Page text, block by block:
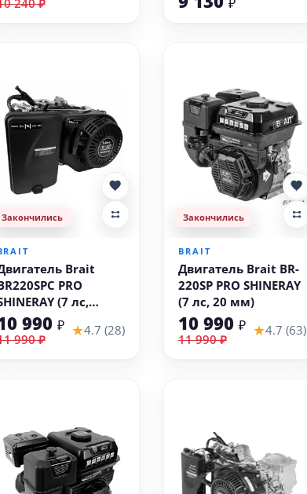
240 ₽
Закончились
Brait
PRO
(7 лс,
61 мм)
990 ₽
990 ₽ ★4.7 (28)
Закончились
BRAIT
Двигатель Brait BR-
220SP PRO SHINERAY
(7 лс, 20 мм)
10 990 ₽
11 990 ₽ ★4.7 (63)